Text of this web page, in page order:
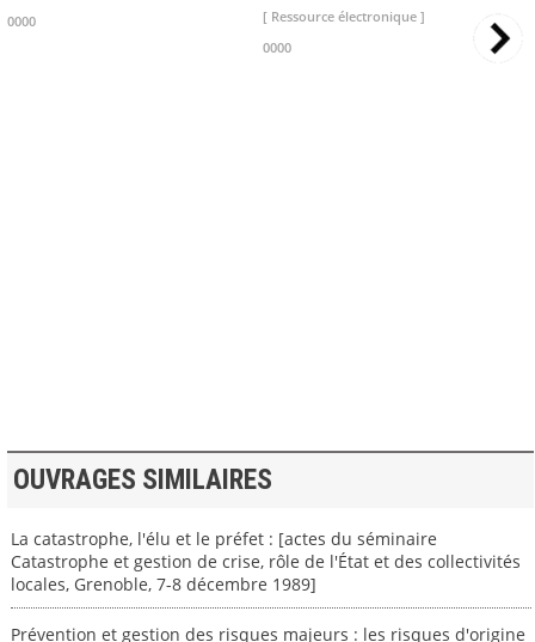
0000
[ Ressource électronique ]
0000
OUVRAGES SIMILAIRES
La catastrophe, l'élu et le préfet : [actes du séminaire
Catastrophe et gestion de crise, rôle de l'État et des collectivités
locales, Grenoble, 7-8 décembre 1989]
Prévention et gestion des risques majeurs : les risques d'origine